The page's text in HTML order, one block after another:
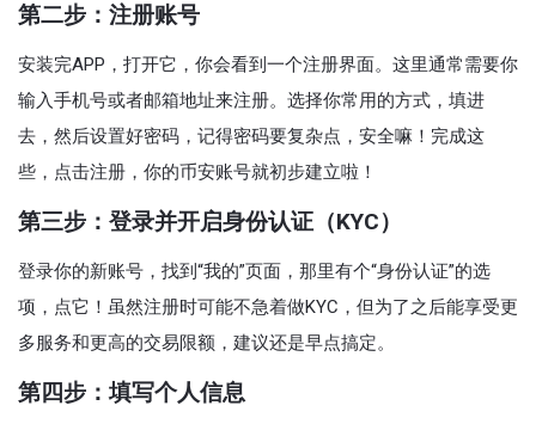
第二步：注册账号
安装完APP，打开它，你会看到一个注册界面。这里通常需要你
输入手机号或者邮箱地址来注册。选择你常用的方式，填进
去，然后设置好密码，记得密码要复杂点，安全嘛！完成这
些，点击注册，你的币安账号就初步建立啦！
第三步：登录并开启身份认证（KYC）
登录你的新账号，找到“我的”页面，那里有个“身份认证”的选
项，点它！虽然注册时可能不急着做KYC，但为了之后能享受更
多服务和更高的交易限额，建议还是早点搞定。
第四步：填写个人信息